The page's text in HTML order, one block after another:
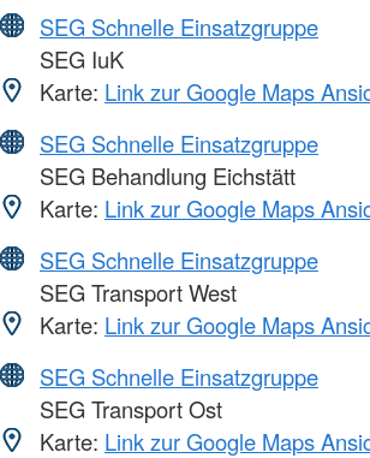
SEG Schnelle Einsatzgruppe
SEG IuK
Karte: Link zur Google Maps
SEG Schnelle Einsatzgruppe
SEG Behandlung Eichstätt
Karte: Link zur Google Maps
SEG Schnelle Einsatzgruppe
SEG Transport West
Karte: Link zur Google Maps
SEG Schnelle Einsatzgruppe
SEG Transport Ost
Karte: Link zur Google Maps